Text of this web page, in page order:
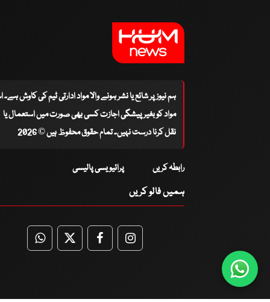
ہم نیوز پر شائع یا نشر ہونے والا مواد ادارتی ٹیم کی کاوش
مواد کو بغیر پیشگی اجازت کسی بھی صورت میں استعمال یا
نقل کرنا درست نہیں۔ تمام حقوق محفوظ ہیں © 2026
رابطہ کریں پرائیویسی پالیسی
ہمیں فالو کریں
WhatsApp
TwitterFacebookFacebook